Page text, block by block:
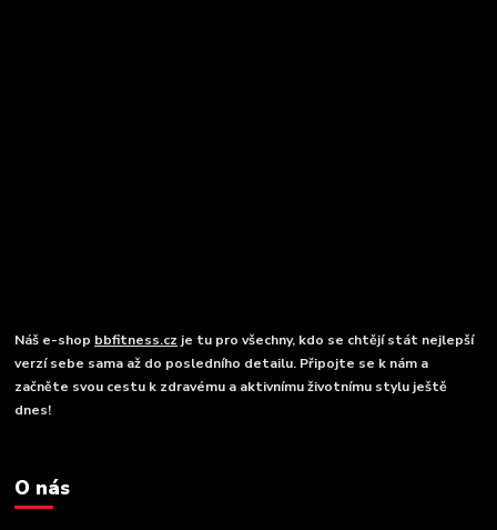
Náš e-shop bbfitness.cz je tu pro všechny, kdo se chtějí stát nejlepší
verzí sebe sama až do posledního detailu. Připojte se k nám a
začněte svou cestu k zdravému a aktivnímu životnímu stylu ještě
dnes!
O nás